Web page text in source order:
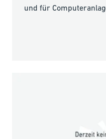
und für